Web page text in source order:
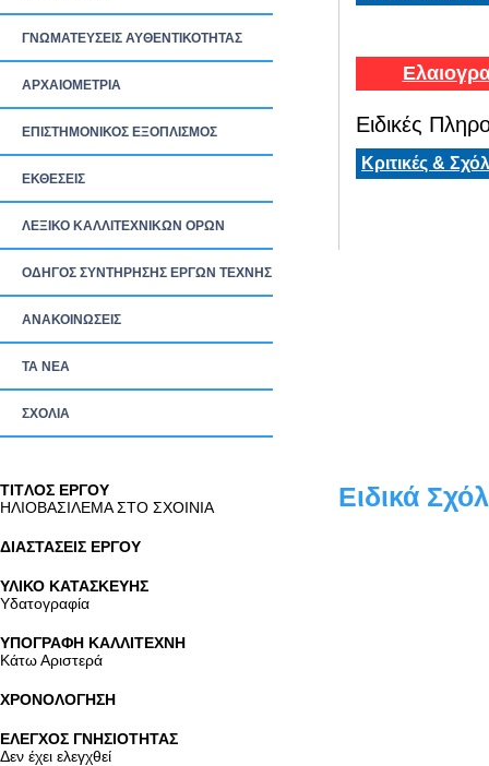
ΓΝΩΜΑΤΕΥΣΕΙΣ ΑΥΘΕΝΤΙΚΟΤΗΤΑΣ
ΑΡΧΑΙΟΜΕΤΡΙΑ
ΕΠΙΣΤΗΜΟΝΙΚΟΣ ΕΞΟΠΛΙΣΜΟΣ
ΕΚΘΕΣΕΙΣ
ΛΕΞΙΚΟ ΚΑΛΛΙΤΕΧΝΙΚΩΝ ΟΡΩΝ
ΟΔΗΓΟΣ ΣΥΝΤΗΡΗΣΗΣ ΕΡΓΩΝ ΤΕΧΝΗΣ
ΑΝΑΚΟΙΝΩΣΕΙΣ
ΤΑ ΝEΑ
ΣΧΟΛΙΑ
Ειδικές
Κριτικές &
TITΛΟΣ ΕΡΓΟΥ
ΗΛΙΟΒΑΣΙΛΕΜΑ ΣΤΟ ΣΧΟΙΝΙΑ
ΔΙΑΣΤΑΣΕΙΣ ΕΡΓΟΥ
ΥΛΙΚΟ ΚΑΤΑΣΚΕΥΗΣ
Υδατογραφία
ΥΠΟΓΡΑΦΗ ΚΑΛΛΙΤΕΧΝΗ
Κάτω Αριστερά
ΧΡΟΝΟΛΟΓΗΣΗ
ΕΛΕΓΧΟΣ ΓΝΗΣΙΟΤΗΤΑΣ
Δεν έχει ελεγχθεί
Ειδικά